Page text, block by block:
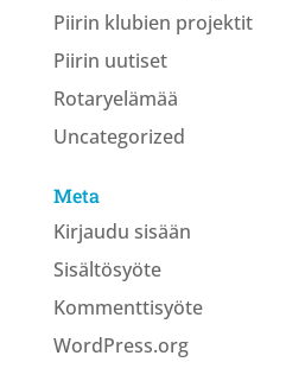
Piirin klubien projektit
Piirin uutiset
Rotaryelämää
Uncategorized
Meta
Kirjaudu sisään
Sisältösyöte
Kommenttisyöte
WordPress.org